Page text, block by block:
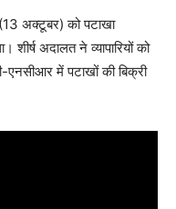
अक्टूबर) को पटाखा
अदालत ने व्यापारियों को
एनसीआर में पटाखों की बिक्री